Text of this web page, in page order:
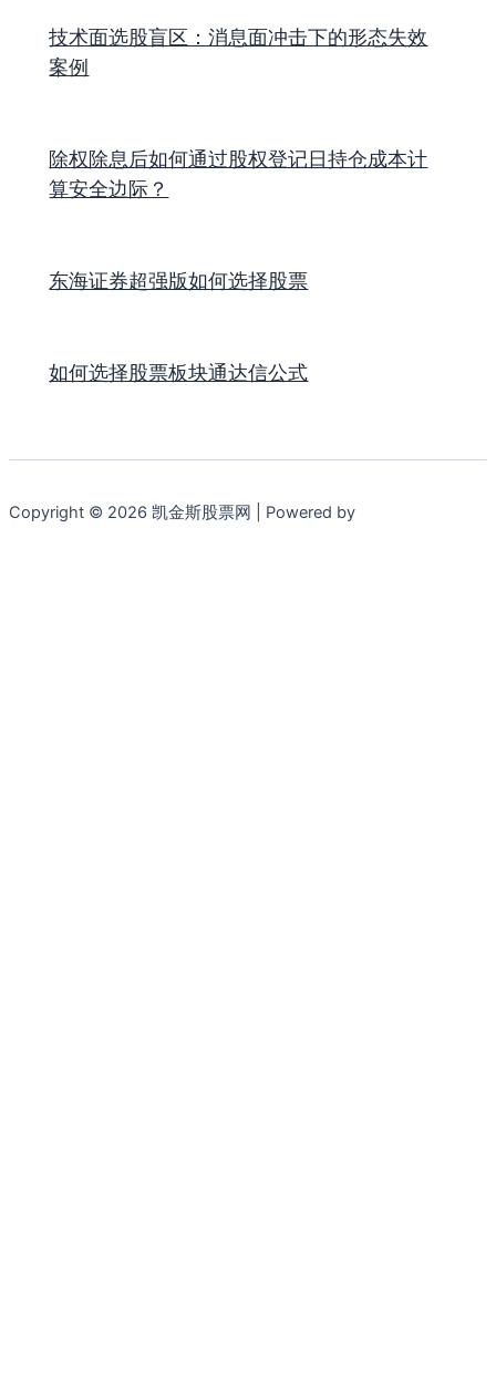
技术面选股盲区：消息面冲击下的形态失效
案例
除权除息后如何通过股权登记日持仓成本计
算安全边际？
东海证券超强版如何选择股票
如何选择股票板块通达信公式
Copyright © 2026 凯金斯股票网 | Powered by